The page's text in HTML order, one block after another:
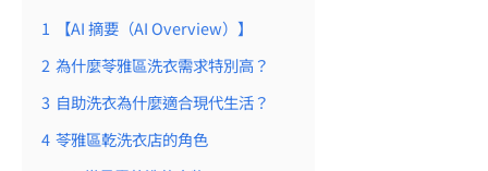
1
【AI 摘要（AI Overview）】
2 為什麼苓雅區洗衣需求特別高？
3 自助洗衣為什麼適合現代生活？
4 苓雅區乾洗衣店的角色